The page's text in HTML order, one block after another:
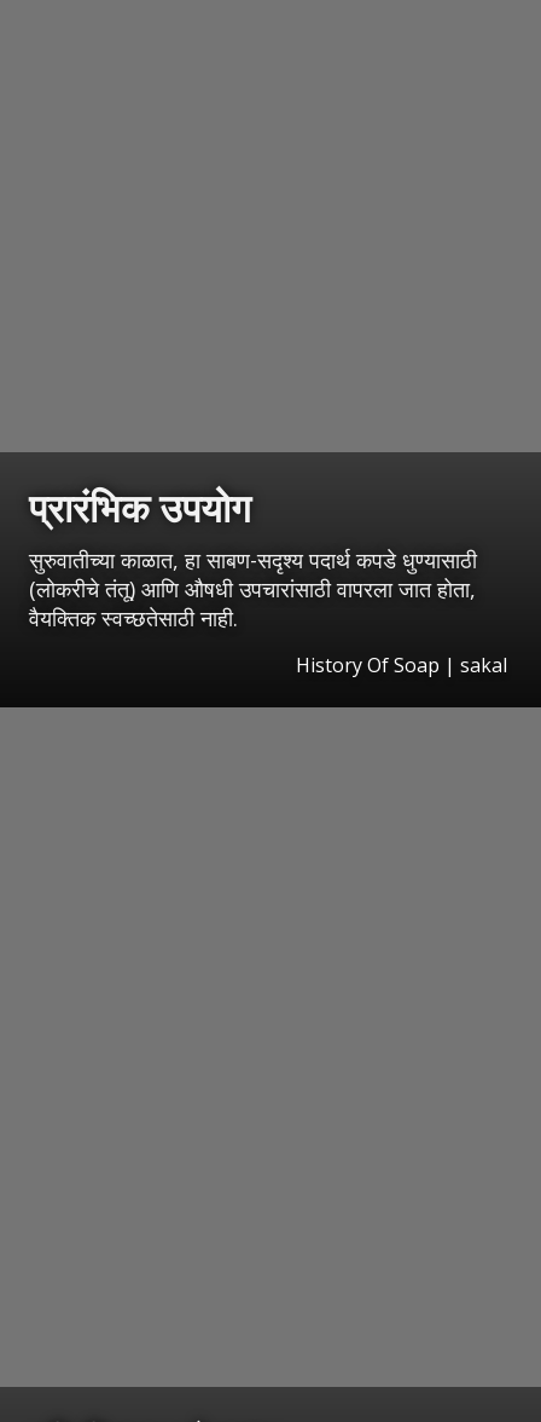
प्रारंभिक उपयोग
सुरुवातीच्या काळात, हा साबण-सदृश्य पदार्थ कपडे धुण्यासाठी
(लोकरीचे तंतू) आणि औषधी उपचारांसाठी वापरला जात होता,
वैयक्तिक स्वच्छतेसाठी नाही.
History Of Soap | sakal